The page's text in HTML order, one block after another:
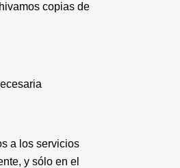
copias de
a los servicios
y sólo en el